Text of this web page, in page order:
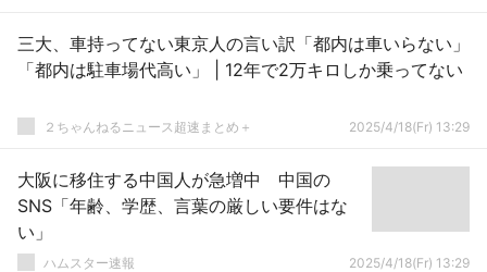
三大、車持ってない東京人の言い訳「都内は車いらない」
「都内は駐車場代高い」 | 12年で2万キロしか乗ってない
２ちゃんねるニュース超速まとめ＋ 2025/4/18(Fr) 13:29
大阪に移住する中国人が急増中 中国の
SNS「年齢、学歴、言葉の厳しい要件はな
い」
ハムスター速報 2025/4/18(Fr) 13:29